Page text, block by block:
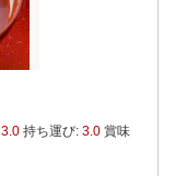
3.0 持ち運び: 3.0 賞味